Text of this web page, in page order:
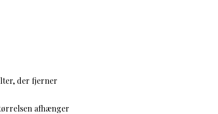
der fjerner
afhænger